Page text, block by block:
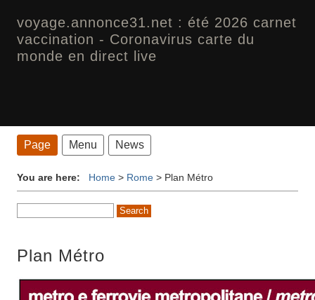
voyage.annonce31.net : été 2026 carnet
vaccination - Coronavirus carte du
monde en direct live
Page Menu News
You are here: Home > Rome > Plan Métro
Plan Métro